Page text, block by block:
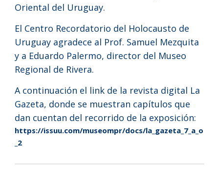
Oriental del Uruguay.
El Centro Recordatorio del Holocausto de
Uruguay agradece al Prof. Samuel Mezquita
y a Eduardo Palermo, director del Museo
Regional de Rivera.
A continuación el link de la revista digital La
Gazeta, donde se muestran capítulos que
dan cuentan del recorrido de la exposición:
https://issuu.com/museompr/docs/la_gazeta_7_a_o
_2